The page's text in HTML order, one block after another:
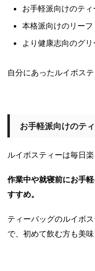
お手軽派向けのテ
本格派向けのリーフ
より健康志向のグ
自分にあったルイボス
お手軽派向けのテ
ルイボスティーは毎日
作業中や就寝前にお手
すすめ。
ティーバッグのルイボ
で、初めて飲む方も美味